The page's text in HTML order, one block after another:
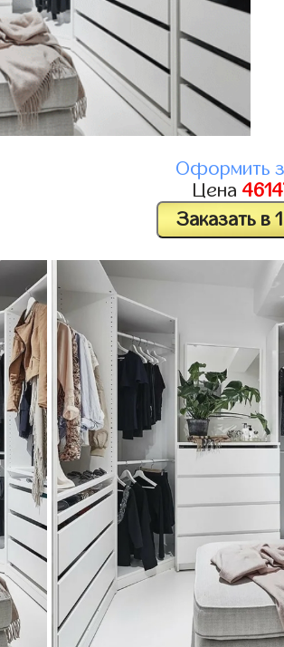
Оформить
Цена
Заказать в